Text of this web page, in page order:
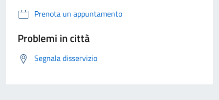
Prenota un appuntamento
Problemi in città
Segnala disservizio